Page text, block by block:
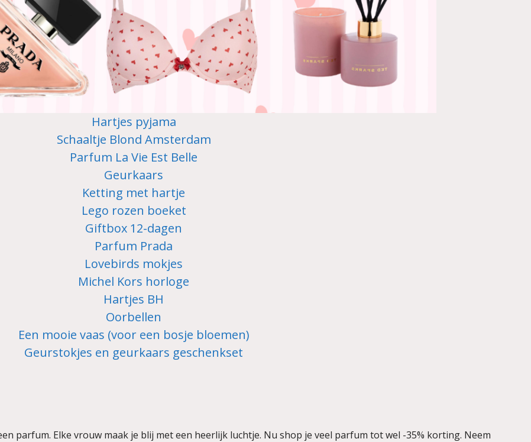
Hartjes pyjama
Schaaltje Blond Amsterdam
Parfum La Vie Est Belle
Geurkaars
Ketting met hartje
Lego rozen boeket
Giftbox 12-dagen
Parfum Prada
Lovebirds mokjes
Michel Kors horloge
Hartjes BH
Oorbellen
Een mooie vaas (voor een bosje bloemen)
Geurstokjes en geurkaars geschenkset
parfum. Elke vrouw maak je blij met een heerlijk luchtje. Nu shop je veel parfum tot wel -35% korting. Neem